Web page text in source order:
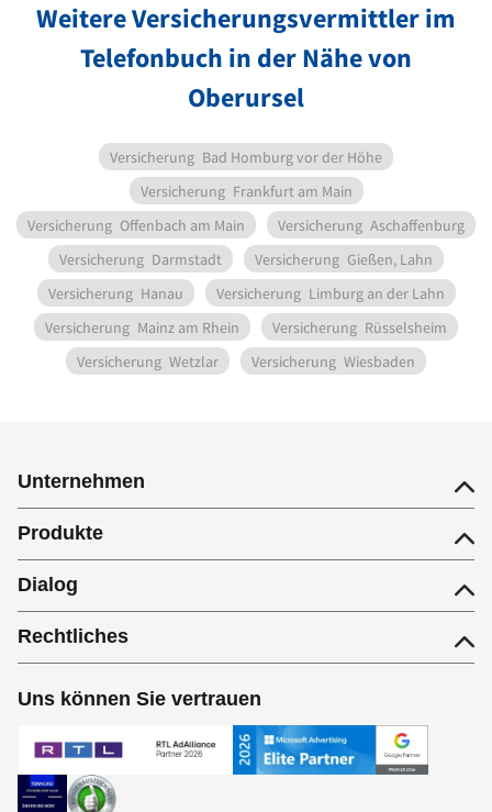
Weitere Versicherungsvermittler im
Telefonbuch in der Nähe von
Oberursel
Versicherung Bad Homburg vor der Höhe
Versicherung Frankfurt am Main
Versicherung Offenbach am Main Versicherung Aschaffenburg
Versicherung Darmstadt Versicherung Gießen, Lahn
Versicherung Hanau Versicherung Limburg an der Lahn
Versicherung Mainz am Rhein Versicherung Rüsselsheim
Versicherung Wetzlar Versicherung Wiesbaden
Unternehmen
Produkte
Dialog
Rechtliches
Uns können Sie vertrauen